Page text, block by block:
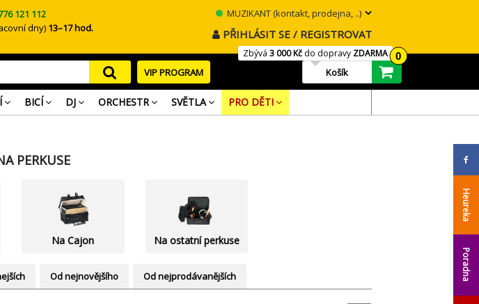
121 112
dny) 13–17 hod.
MUZIKANT (kontakt, prodejna, ..)
PŘIHLÁSIT SE / REGISTROVAT
VIP PROGRAM
Zbývá 3 000 Kčdo dopravy ZDARMA 0
Košík
BICÍ DJ ORCHESTR SVĚTLA PRO DĚTI
Heureka
Poradna
PERKUSE
Na Cajon Na ostatní perkuse
Od nejnovějšího Od nejprodávanějších